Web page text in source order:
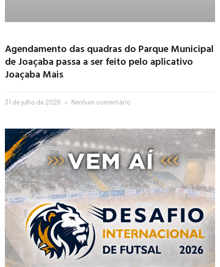
Agendamento das quadras do Parque Municipal
de Joaçaba passa a ser feito pelo aplicativo
Joaçaba Mais
31 de julho de 2026 Nenhum comentário